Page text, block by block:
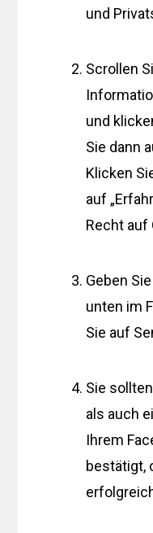
und
Scrollen
und
Sie dann
Klicken
auf
Recht auf
Geben
unten im
Sie auf
Sie
als auch
Ihrem
bestätigt,